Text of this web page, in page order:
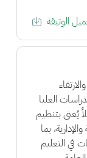
الوثيقة
العليا
يُعنى بتنظيم
بما
في التعليم